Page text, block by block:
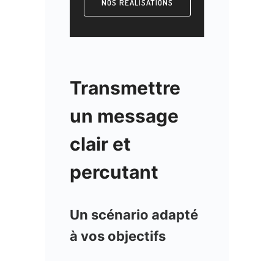
NOS RÉALISATIONS
Transmettre
un message
clair et
percutant
Un scénario adapté
à vos objectifs